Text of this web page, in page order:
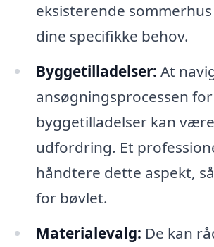
eksisterende
dine specifikke behov.
Byggetilladelser: At
ansøgningsprocessen for
byggetilladelser kan
udfordring. Et
håndtere dette aspekt,
for bøvlet.
Materialevalg: De kan